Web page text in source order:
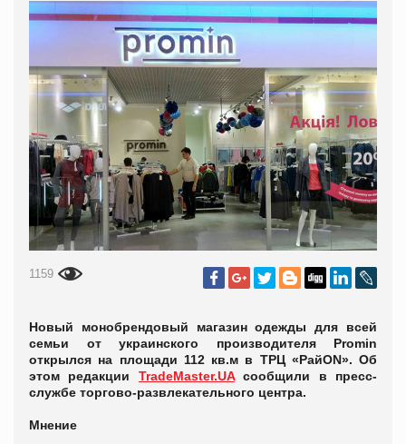
1159
Новый монобрендовый магазин одежды для всей
семьи от украинского производителя Promin
открылся на площади 112 кв.м в ТРЦ «РайON». Об
этом редакции TradeMaster.UAсообщили в пресс-
службе торгово-развлекательного центра.
Мнение